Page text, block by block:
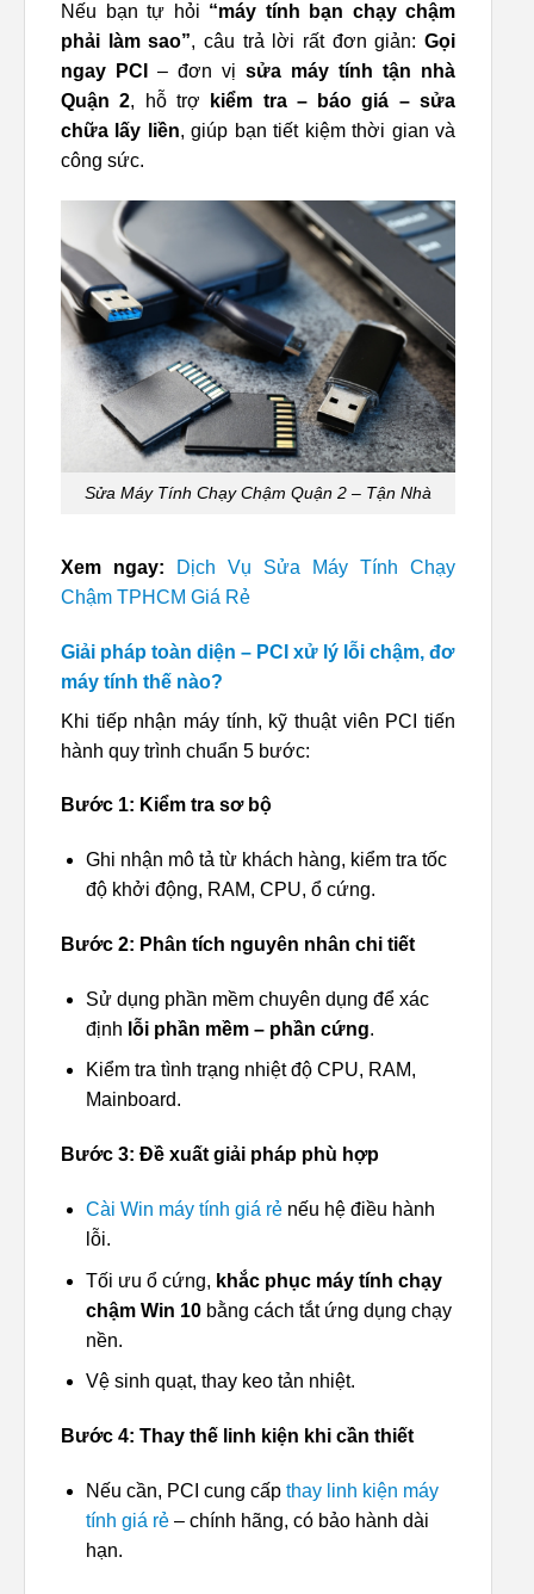
Nếu bạn tự hỏi “máy tính bạn chạy chậm
phải làm sao”, câu trả lời rất đơn giản:Gọi
ngay PCI
– đơn vị sửa máy tính tận nhà
Quận 2, hỗ trợ
kiểm tra – báo giá – sửa
chữa lấy liền, giúp bạn tiết kiệm thời gian và
công sức.
Sửa Máy Tính Chạy Chậm Quận 2 – Tận Nhà
Xem ngay:
Dịch Vụ Sửa Máy Tính Chạy
Chậm TPHCM Giá Rẻ
Giải pháp toàn diện – PCI xử lý lỗi chậm, đơ
máy tính thế nào?
Khi tiếp nhận máy tính, kỹ thuật viên PCI tiến
hành quy trình chuẩn 5 bước:
Bước 1: Kiểm tra sơ bộ
Ghi nhận mô tả từ khách hàng, kiểm tra tốc
độ khởi động, RAM, CPU, ổ cứng.
Bước 2: Phân tích nguyên nhân chi tiết
Sử dụng phần mềm chuyên dụng để xác
định lỗi phần mềm – phần cứng.
Kiểm tra tình trạng nhiệt độ CPU, RAM,
Mainboard.
Bước 3: Đề xuất giải pháp phù hợp
Cài Win máy tính giá rẻnếu hệ điều hành
lỗi.
Tối ưu ổ cứng, khắc phục máy tính chạy
chậm Win 10bằng cách tắt ứng dụng chạy
nền.
Vệ sinh quạt, thay keo tản nhiệt.
Bước 4: Thay thế linh kiện khi cần thiết
Nếu cần, PCI cung cấp thay linh kiện máy
tính giá rẻ– chính hãng, có bảo hành dài
hạn.